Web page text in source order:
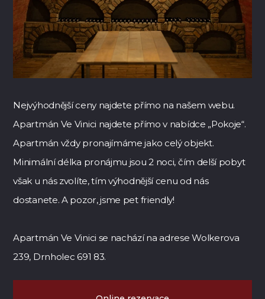
Nejvýhodnější ceny najdete přímo na našem webu.
Apartmán Ve Vinici najdete přímo v nabídce „Pokoje“.
Apartmán vždy pronajímáme jako celý objekt.
Minimální délka pronájmu jsou 2 noci, čím delší pobyt
však u nás zvolíte, tím výhodnější cenu od nás
dostanete. A pozor, jsme pet friendly!
Apartmán Ve Vinici se nachází na adrese Wolkerova
239, Drnholec 691 83.